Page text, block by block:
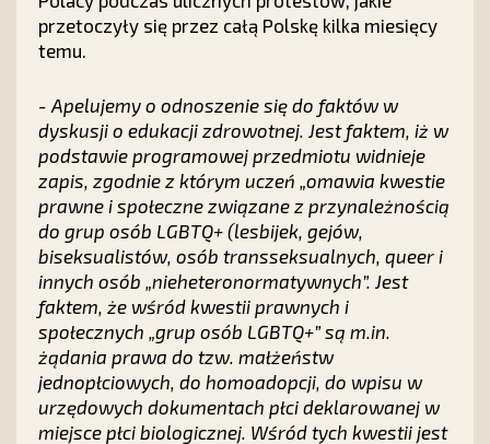
przetoczyły się przez całą Polskę kilka miesięcy
temu.
- Apelujemy o odnoszenie się do faktów w
dyskusji o edukacji zdrowotnej. Jest faktem, iż w
podstawie programowej przedmiotu widnieje
zapis, zgodnie z którym uczeń „omawia kwestie
prawne i społeczne związane z przynależnością
do grup osób LGBTQ+ (lesbijek, gejów,
biseksualistów, osób transseksualnych, queer i
innych osób „nieheteronormatywnych”. Jest
faktem, że wśród kwestii prawnych i
społecznych „grup osób LGBTQ+” są m.in.
żądania prawa do tzw. małżeństw
jednopłciowych, do homoadopcji, do wpisu w
urzędowych dokumentach płci deklarowanej w
miejsce płci biologicznej. Wśród tych kwestii jest